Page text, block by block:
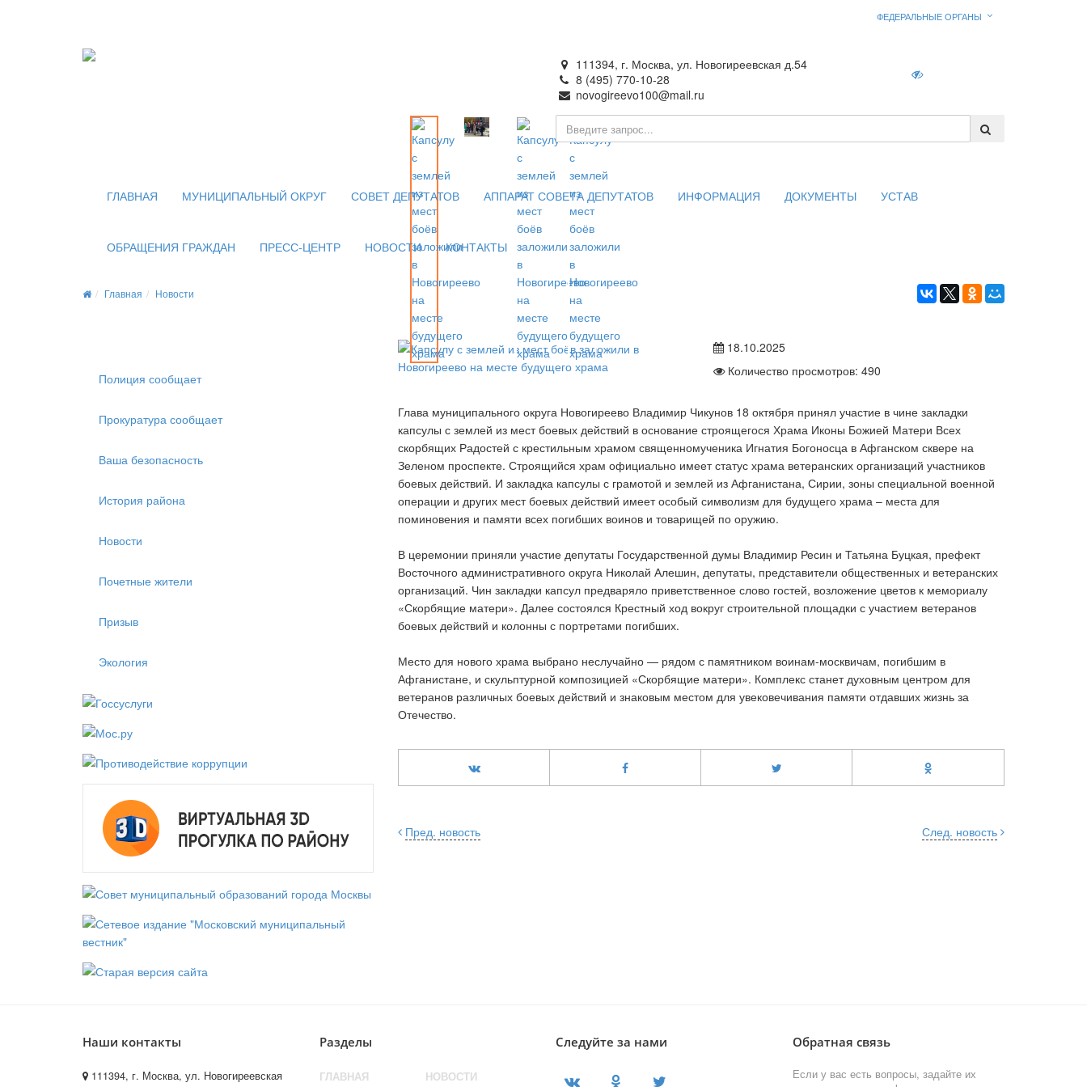
ФЕДЕРАЛЬНЫЕ ОРГАНЫ
111394, г. Москва, ул. Новогиреевская д.54
8 (495) 770-10-28
novogireevo100@mail.ru
ГЛАВНАЯ МУНИЦИПАЛЬНЫЙ ОКРУГ СОВЕТ ДЕПУТАТОВ АППАРАТ СОВЕТА ДЕПУТАТОВ ИНФОРМАЦИЯ ДОКУМЕНТЫ УСТАВ
ОБРАЩЕНИЯ ГРАЖДАН ПРЕСС-ЦЕНТР НОВОСТИ КОНТАКТЫ
Главная Новости
Полиция сообщает
Прокуратура сообщает
Ваша безопасность
История района
Новости
Почетные жители
Призыв
Экология
18.10.2025
Количество просмотров: 490
Глава муниципального округа Новогиреево Владимир Чикунов 18 октября принял участие в чине закладки
капсулы с землей из мест боевых действий в основание строящегося Храма Иконы Божией Матери Всех
скорбящих Радостей с крестильным храмом священномученика Игнатия Богоносца в Афганском сквере на
Зеленом проспекте. Строящийся храм официально имеет статус храма ветеранских организаций участников
боевых действий. И закладка капсулы с грамотой и землей из Афганистана, Сирии, зоны специальной военной
операции и других мест боевых действий имеет особый символизм для будущего храма – места для
поминовения и памяти всех погибших воинов и товарищей по оружию.
В церемонии приняли участие депутаты Государственной думы Владимир Ресин и Татьяна Буцкая, префект
Восточного административного округа Николай Алешин, депутаты, представители общественных и ветеранских
организаций. Чин закладки капсул предваряло приветственное слово гостей, возложение цветов к мемориалу
«Скорбящие матери». Далее состоялся Крестный ход вокруг строительной площадки с участием ветеранов
боевых действий и колонны с портретами погибших.
Место для нового храма выбрано неслучайно — рядом с памятником воинам-москвичам, погибшим в
Афганистане, и скульптурной композицией «Скорбящие матери». Комплекс станет духовным центром для
ветеранов различных боевых действий и знаковым местом для увековечивания памяти отдавших жизнь за
Отечество.
След. новость
Пред. новость
Наши контакты
111394, г. Москва, ул. Новогиреевская
Разделы
ГЛАВНАЯ НОВОСТИ
Следуйте за нами Обратная связь
Если у вас есть вопросы, задайте их